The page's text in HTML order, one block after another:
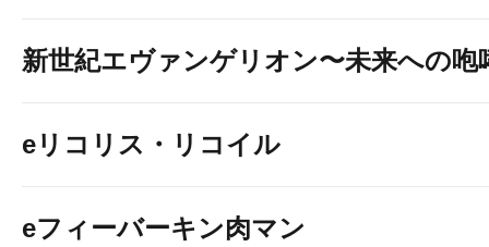
新世紀エヴァンゲリオン〜未来への咆
eリコリス・リコイル
eフィーバーキン肉マン